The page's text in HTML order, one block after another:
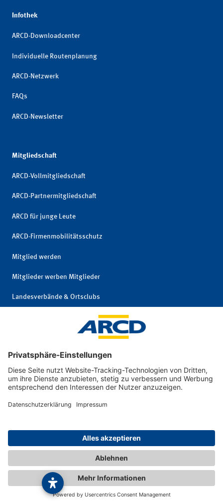
Infothek
ARCD-Downloadcenter
Individuelle Routenplanung
ARCD-Netzwerk
FAQs
ARCD-Newsletter
Mitgliedschaft
ARCD-Vollmitgliedschaft
ARCD-Partnermitgliedschaft
ARCD für junge Leute
ARCD-Firmenmobilitätsschutz
Mitglied werden
Mitglieder werben Mitglieder
Landesverbände & Ortsclubs
Privatsphäre und
Interne Meldestelle
Barrierefreiheit
und Reiseclub